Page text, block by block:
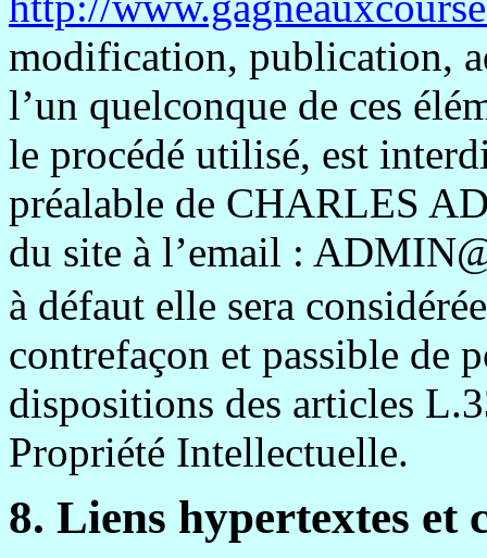
modification, publication,
l’un quelconque de ces
le procédé utilisé, est
préalable de CHARLES
du site à l’email :
à défaut elle sera
contrefaçon et passible de
dispositions des articles
Propriété Intellectuelle.
8. Liens hypertextes et